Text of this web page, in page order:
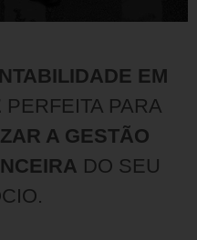
EM
PERFEITA PARA
A GESTÃO
DO SEU